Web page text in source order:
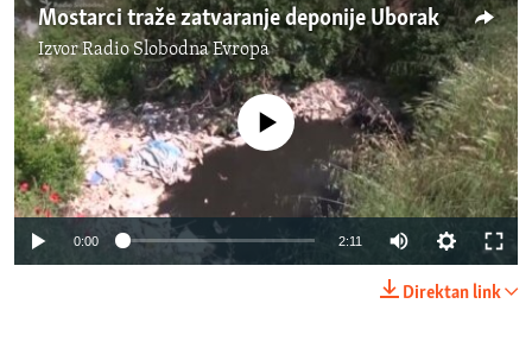
Mostarci traže zatvaranje deponije Uborak
IzvorRadio Slobodna Evropa
No media source currently available
0:00 2:11
Direktan link